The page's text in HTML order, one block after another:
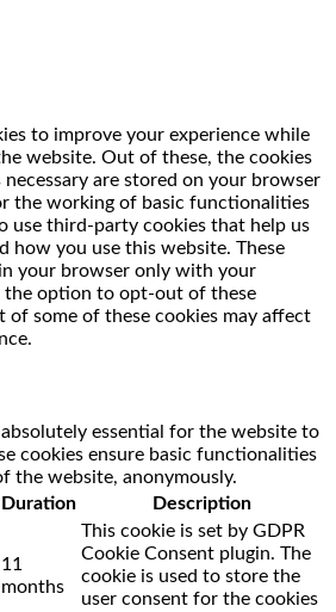
to improve your experience while
website. Out of these, the cookies
are stored on your browser
the working of basic functionalities
use third-party cookies that help us
how you use this website. These
your browser only with your
the option to opt-out of these
of some of these cookies may affect
absolutely essential for the website to
cookies ensure basic functionalities
the website, anonymously.
Duration Description
11
months
This cookie is set by GDPR
Cookie Consent plugin. The
cookie is used to store the
user consent for the cookies